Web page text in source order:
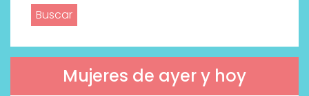
Mujeres de ayer y hoy